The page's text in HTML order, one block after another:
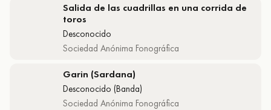
Salida de las cuadrillas en una corrida de
toros
Desconocido
Sociedad Anónima Fonográfica
Garin (Sardana)
Desconocido (Banda)
Sociedad Anónima Fonográfica